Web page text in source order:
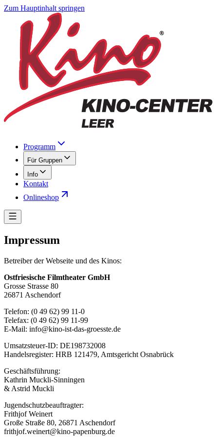
Zum Hauptinhalt springen
Programm
Für Gruppen
Info
Kontakt
Onlineshop
Impressum
Betreiber der Webseite und des Kinos:
Ostfriesische Filmtheater GmbH
Grosse Strasse 80
26871 Aschendorf
Telefon: (0 49 62) 99 11-0
Telefax: (0 49 62) 99 11-99
E-Mail: info@kino-ist-das-groesste.de
Umsatzsteuer-ID: DE198732008
Handelsregister: HRB 121479, Amtsgericht Osnabrück
Geschäftsführung:
Kathrin Muckli-Sinningen
& Astrid Muckli
Jugendschutzbeauftragter:
Frithjof Weinert
Große Straße 80, 26871 Aschendorf
frithjof.weinert@kino-papenburg.de